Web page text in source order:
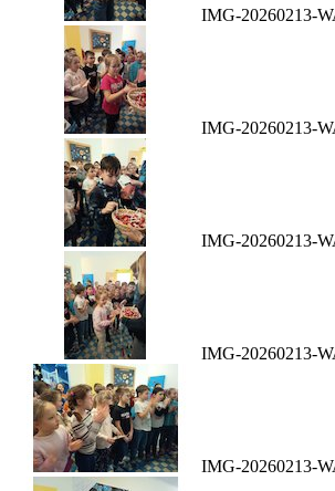
IMG-20260213-
IMG-20260213-
IMG-20260213-
IMG-20260213-
IMG-20260213-